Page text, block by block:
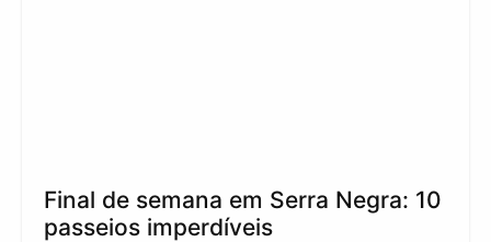
Final de semana em Serra Negra: 10
passeios imperdíveis